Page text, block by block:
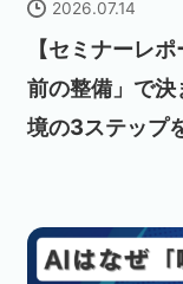
2026.07.14
【セミナーレ
前の整備」で
境の3ステップ